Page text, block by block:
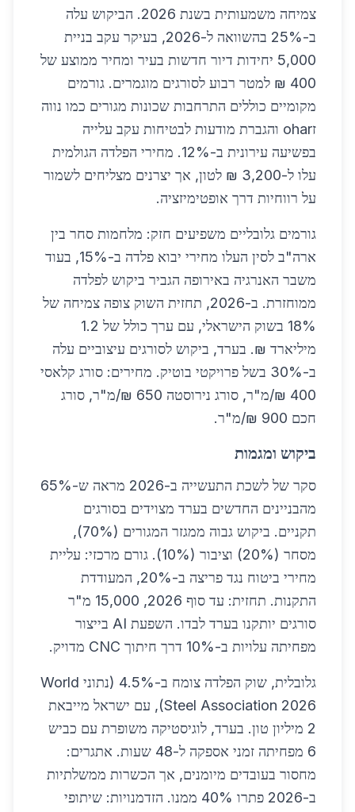
צמיחה משמעותית בשנת 2026. הביקוש עלה
ב-25% בהשוואה ל-2026, בעיקר עקב בניית
5,000 יחידות דיור חדשות בעיר ומחיר ממוצע של
400 ₪ למטר רבוע לסורגים מוגמרים. גורמים
מקומיים כוללים התרחבות שכונות מגורים כמו נווה
זohar והגברת מודעות לבטיחות עקב עלייה
בפשיעה עירונית ב-12%. מחירי הפלדה הגולמית
עלו ל-3,200 ₪ לטון, אך יצרנים מצליחים לשמור
על רווחיות דרך אופטימיזציה.
גורמים גלובליים משפיעים חזק: מלחמות סחר בין
ארה"ב לסין העלו מחירי יבוא פלדה ב-15%, בעוד
משבר האנרגיה באירופה הגביר ביקוש לפלדה
ממוחזרת. ב-2026, תחזית השוק צופה צמיחה של
18% בשוק הישראלי, עם ערך כולל של 1.2
מיליארד ₪. בערד, ביקוש לסורגים עיצוביים עלה
ב-30% בשל פרויקטי בוטיק. מחירים: סורג קלאסי
400 ₪/מ"ר, סורג נירוסטה 650 ₪/מ"ר, סורג
חכם 900 ₪/מ"ר.
ביקוש ומגמות
סקר של לשכת התעשייה ב-2026 מראה ש-65%
מהבניינים החדשים בערד מצוידים בסורגים
תקניים. ביקוש גבוה ממגזר המגורים (70%),
מסחר (20%) וציבור (10%). גורם מרכזי: עליית
מחירי ביטוח נגד פריצה ב-20%, המעודדת
התקנות. תחזית: עד סוף 2026, 15,000 מ"ר
סורגים יותקנו בערד לבדו. השפעת AI בייצור
מפחיתה עלויות ב-10% דרך חיתוך CNC מדויק.
גלובלית, שוק הפלדה צומח ב-4.5% (נתוני World
Steel Association 2026), עם ישראל מייבאת
2 מיליון טון. בערד, לוגיסטיקה משופרת עם כביש
6 מפחיתה זמני אספקה ל-48 שעות. אתגרים:
מחסור בעובדים מיומנים, אך הכשרות ממשלתיות
ב-2026 פתרו 40% ממנו. הזדמנויות: שיתופי